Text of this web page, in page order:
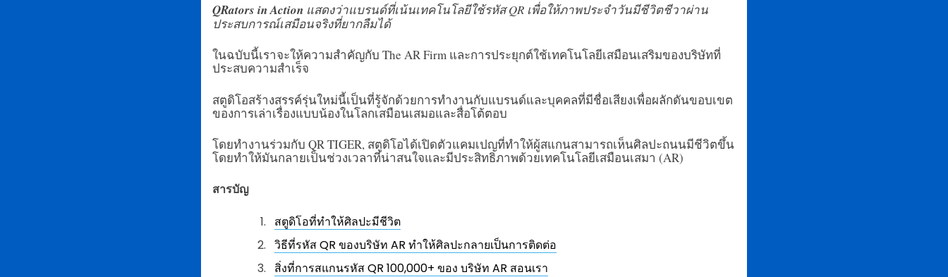
QRators in Action แสดงว่าแบรนด์ที่เน้นเทคโนโลยีใช้รหัส QR เพื่อให้ภาพประจำวันมีชีวิตชีวาผ่าน
ประสบการณ์เสมือนจริงที่ยากลืมได้
ในฉบับนี้เราจะให้ความสำคัญกับ The AR Firm และการประยุกต์ใช้เทคโนโลยีเสมือนเสริมของบริษัทที่
ประสบความสำเร็จ
สตูดิโอสร้างสรรค์รุ่นใหม่นี้เป็นที่รู้จักด้วยการทำงานกับแบรนด์และบุคคลที่มีชื่อเสียงเพื่อผลักดันขอบเขต
ของการเล่าเรื่องแบบน้องในโลกเสมือนเสมอและสื่อโต้ตอบ
โดยทำงานร่วมกับ QR TIGER, สตูดิโอได้เปิดตัวแคมเปญที่ทำให้ผู้สแกนสามารถเห็นศิลปะถนนมีชีวิตขึ้น
โดยทำให้มันกลายเป็นช่วงเวลาที่น่าสนใจและมีประสิทธิภาพด้วยเทคโนโลยีเสมือนเสมา (AR)
สารบัญ
สตูดิโอที่ทำให้ศิลปะมีชีวิต
วิธีที่รหัส QR ของบริษัท AR ทำให้ศิลปะกลายเป็นการติดต่อ
สิ่งที่การสแกนรหัส QR 100,000+ ของ บริษัท AR สอนเรา